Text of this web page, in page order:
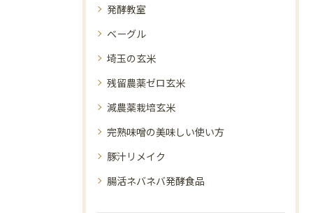
発酵教室
ベーグル
埼玉の玄米
残留農薬ゼロ玄米
減農薬栽培玄米
完熟味噌の美味しい使い方
豚汁リメイク
腸活ネバネバ発酵食品